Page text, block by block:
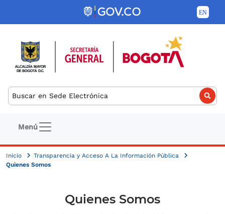
Pasar al contenido principal
Buscar
Navegación principal
Menú
Inicio
Transparencia y Acceso A La Información Pública
Quienes Somos
Quienes Somos